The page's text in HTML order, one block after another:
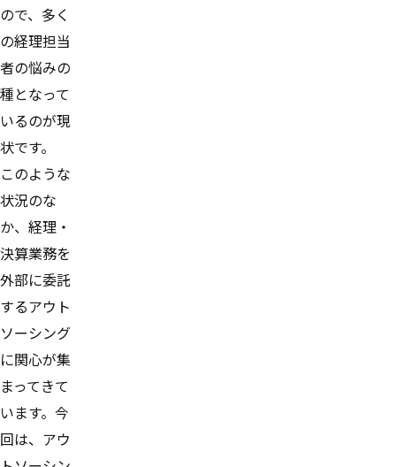
ので、多く
の経理担当
者の悩みの
種となって
いるのが現
状です。
このような
状況のな
か、経理・
決算業務を
外部に委託
するアウト
ソーシング
に関心が集
まってきて
います。今
回は、アウ